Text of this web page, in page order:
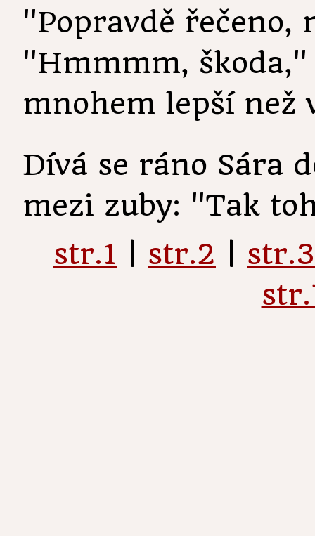
"Popravdě řečeno,
"Hmmmm,
mnohem lepší než
Dívá se ráno Sára
mezi zuby: "Tak
str.1
str.2
str.3